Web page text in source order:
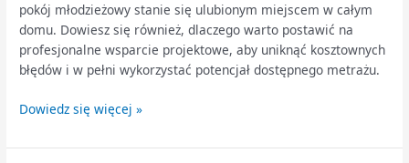
pokój młodzieżowy stanie się ulubionym miejscem w całym
domu. Dowiesz się również, dlaczego warto postawić na
profesjonalne wsparcie projektowe, aby uniknąć kosztownych
błędów i w pełni wykorzystać potencjał dostępnego metrażu.
Dowiedz się więcej »